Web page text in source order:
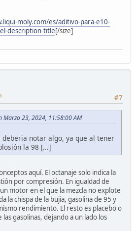
moly.com/es/aditivo-para-e10-
description-title[/size]
#7
Marzo 23, 2024, 11:58:00 AM
deberia notar algo, ya que al tener
la 98 [...]
aquí. El octanaje solo indica la
por compresión. En igualdad de
motor en el que la mezcla no explote
la chispa de la bujía, gasolina de 95 y
rendimiento. El resto es placebo o
gasolinas, dejando a un lado los